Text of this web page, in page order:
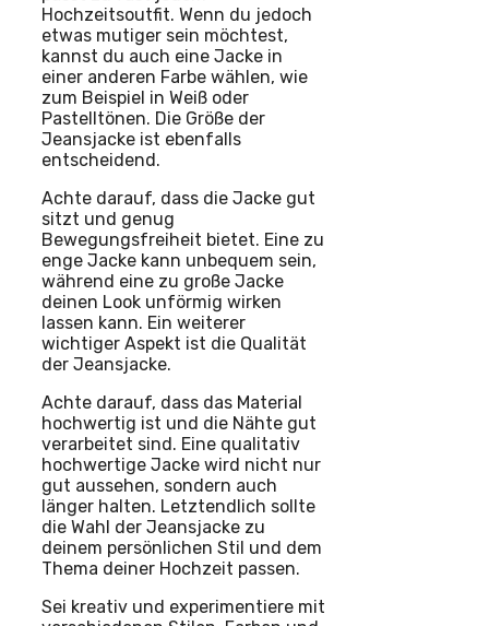
Hochzeitsoutfit. Wenn du jedoch
etwas mutiger sein möchtest,
kannst du auch eine Jacke in
einer anderen Farbe wählen, wie
zum Beispiel in Weiß oder
Pastelltönen. Die Größe der
Jeansjacke ist ebenfalls
entscheidend.
Achte darauf, dass die Jacke gut
sitzt und genug
Bewegungsfreiheit bietet. Eine zu
enge Jacke kann unbequem sein,
während eine zu große Jacke
deinen Look unförmig wirken
lassen kann. Ein weiterer
wichtiger Aspekt ist die Qualität
der Jeansjacke.
Achte darauf, dass das Material
hochwertig ist und die Nähte gut
verarbeitet sind. Eine qualitativ
hochwertige Jacke wird nicht nur
gut aussehen, sondern auch
länger halten. Letztendlich sollte
die Wahl der Jeansjacke zu
deinem persönlichen Stil und dem
Thema deiner Hochzeit passen.
Sei kreativ und experimentiere mit